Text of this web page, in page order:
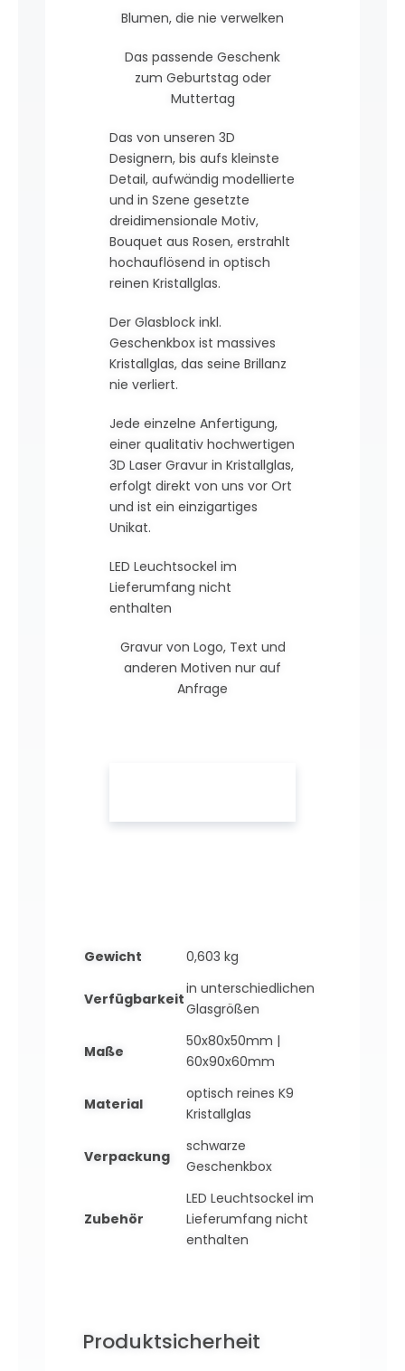
Blumen, die nie verwelken
Das passende Geschenk
zum Geburtstag oder
Muttertag
Das von unseren 3D
Designern, bis aufs kleinste
Detail, aufwändig modellierte
und in Szene gesetzte
dreidimensionale Motiv,
Bouquet aus Rosen, erstrahlt
hochauflösend in optisch
reinen Kristallglas.
Der Glasblock inkl.
Geschenkbox ist massives
Kristallglas, das seine Brillanz
nie verliert.
Jede einzelne Anfertigung,
einer qualitativ hochwertigen
3D Laser Gravur in Kristallglas,
erfolgt direkt von uns vor Ort
und ist ein einzigartiges
Unikat.
LED Leuchtsockel im
Lieferumfang nicht
enthalten
Gravur von Logo, Text und
anderen Motiven nur auf
Anfrage
Gewicht 0,603 kg
Verfügbarkeit
in unterschiedlichen
Glasgrößen
Maße
50x80x50mm |
60x90x60mm
Material
optisch reines K9
Kristallglas
Verpackung
schwarze
Geschenkbox
Zubehör
LED Leuchtsockel im
Lieferumfang nicht
enthalten
Produktsicherheit